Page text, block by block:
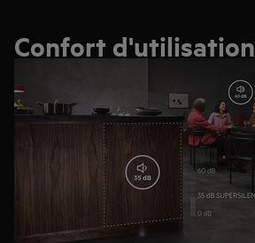
Confort d'utilisation